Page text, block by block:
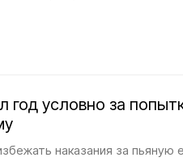
год условно за
наказания за пьяную